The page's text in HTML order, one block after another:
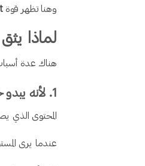
وهنا تظهر قوة
لماذا
هناك عدة
1. لأنه يبدو حقيقيًا
المحتوى الذي
عندما يرى